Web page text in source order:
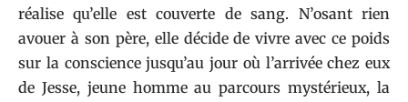
réalise qu’elle est couverte de sang. N’osant rien
avouer à son père, elle décide de vivre avec ce poids
sur la conscience jusqu’au jour où l’arrivée chez eux
de Jesse, jeune homme au parcours mystérieux, la